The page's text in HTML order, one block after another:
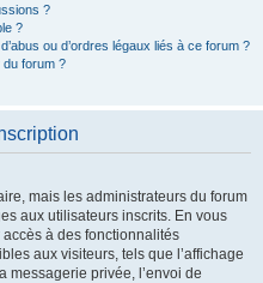
?
?
ou d’ordres légaux liés à ce forum ?
du forum ?
mais les administrateurs du forum
aux utilisateurs inscrits. En vous
à des fonctionnalités
aux visiteurs, tels que l’affichage
messagerie privée, l’envoi de